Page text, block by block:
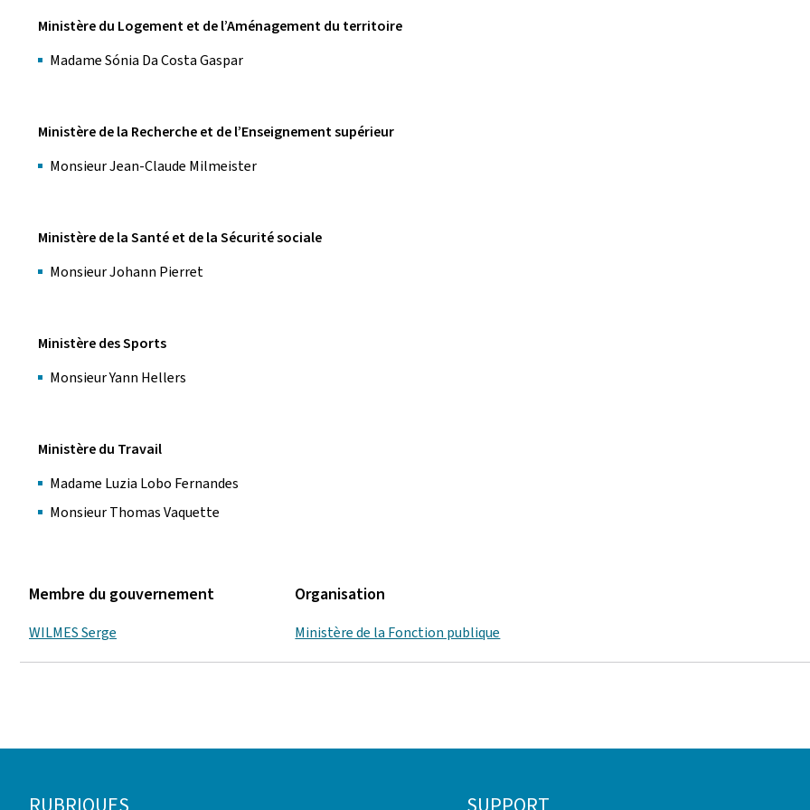
Ministère du Logement et de l’Aménagement du territoire
Madame Sónia Da Costa Gaspar
Ministère de la Recherche et de l’Enseignement supérieur
Monsieur Jean-Claude Milmeister
Ministère de la Santé et de la Sécurité sociale
Monsieur Johann Pierret
Ministère des Sports
Monsieur Yann Hellers
Ministère du Travail
Madame Luzia Lobo Fernandes
Monsieur Thomas Vaquette
Membre du gouvernement
WILMES Serge
Organisation
Ministère de la Fonction publique
RUBRIQUES SUPPORT